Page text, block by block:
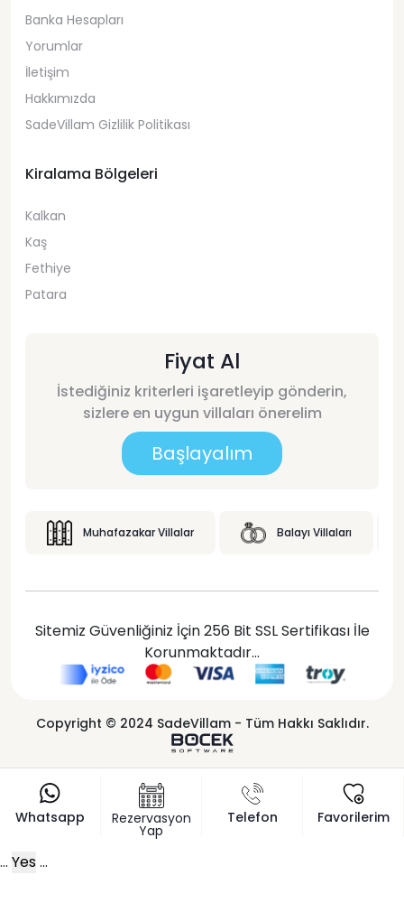
Banka Hesapları
Yorumlar
İletişim
Hakkımızda
SadeVillam Gizlilik Politikası
Kiralama Bölgeleri
Kalkan
Kaş
Fethiye
Patara
Fiyat Al
İstediğiniz kriterleri işaretleyip gönderin,
sizlere en uygun villaları önerelim
Başlayalım
Muhafazakar Villalar Balayı Villaları
Sitemiz Güvenliğiniz İçin 256 Bit SSL Sertifikası İle
Korunmaktadır...
Copyright © 2024 SadeVillam - Tüm Hakkı Saklıdır.
Whatsapp Rezervasyon
Yap
Telefon Favorilerim
... Yes...